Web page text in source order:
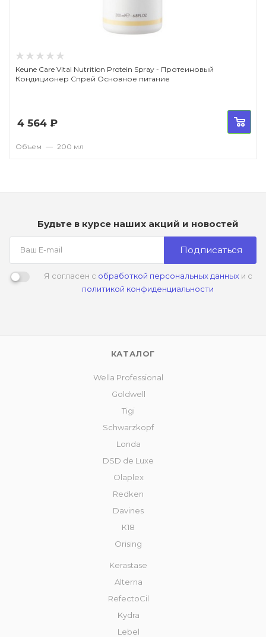
Keune Care Vital Nutrition Protein Spray - Протеиновый
Кондиционер Спрей Основное питание
4 564 ₽
Объем — 200 мл
Будьте в курсе наших акций и новостей
Подписаться
Я согласен с обработкой персональных данныхи с
политикой конфиденциальности
КАТАЛОГ
Wella Professional
Goldwell
Tigi
Schwarzkopf
Londa
DSD de Luxe
Olaplex
Redken
Davines
К18
Orising
Kerastase
Alterna
RefectoCil
Kydra
Lebel